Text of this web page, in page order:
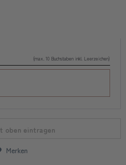
(max. 10 Buchstaben inkl. Leerzeichen)
eintragen
Merken